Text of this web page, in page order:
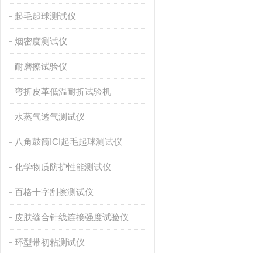
起毛起球测试仪
烟密度测试仪
耐磨擦试验仪
弯折皮革低温耐折试验机
水蒸气透气测试仪
八角鼓筒ICI起毛起球测试仪
化学物质防护性能测试仪
百格十字刮擦测试仪
皮肤缝合针线连接强度试验仪
环型带初粘测试仪